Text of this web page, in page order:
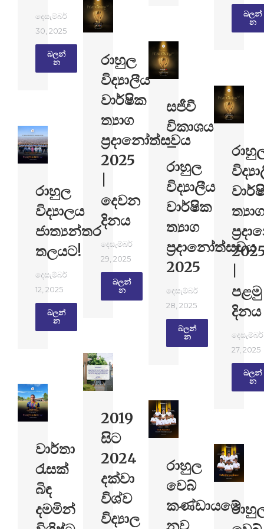
බලන්​
න
දෙසැම්බර්
30, 2025
බලන්​
න
රාහුල
විද්‍යාලීය
වාර්ෂික
ත්‍යාග
ප්‍රදානෝත්සවය
2025
දෙවන
දිනය
දෙසැම්බර්
29, 2025
බලන්​
න
සජීවී
විකාශය
–
රාහුල
විද්‍යාලීය
වාර්ෂික
ත්‍යාග
ප්‍රදානෝත්සවය
2025
දෙසැම්බර්
28, 2025
බලන්​
න
ත්‍යාග
පළමු
දිනය
දෙසැම්බර්
27, 2025
බලන්​
න
රාහුල
විද්‍යාලය
ජාත්‍යන්තර
තලයට!
දෙසැම්බර්
12, 2025
බලන්​
න
2019
සිට
2024
දක්වා
විශ්ව
විද්‍යාල
වාර්තා
රැසක්
බිඳ
දමමින්
රාහුල
වෙබ්
කණ්ඩායමේ